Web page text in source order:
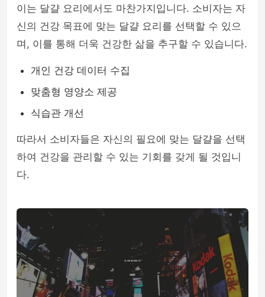
이는 달걀 요리에서도 마찬가지입니다. 소비자는 자
신의 건강 목표에 맞는 달걀 요리를 선택할 수 있으
며, 이를 통해 더욱 건강한 삶을 추구할 수 있습니다.
개인 건강 데이터 수집
맞춤형 영양소 제공
식습관 개선
따라서 소비자들은 자신의 필요에 맞는 달걀을 선택
하여 건강을 관리할 수 있는 기회를 갖게 될 것입니
다.